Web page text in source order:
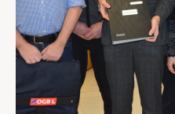
Aktuell